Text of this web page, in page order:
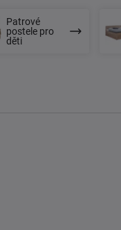
Patrové
postele pro
děti